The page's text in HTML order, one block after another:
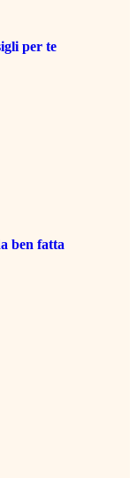
per te
ben fatta